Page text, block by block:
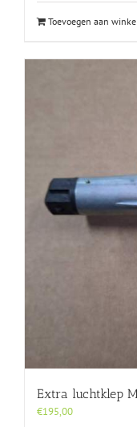
Toevoegen aan
Extra luchtklep
€195,00